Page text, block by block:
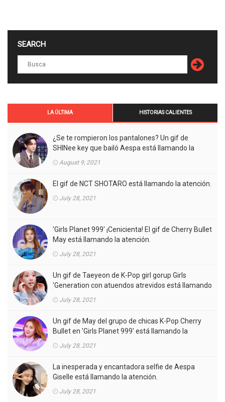
SEARCH
LA ÚLTIMA HISTORIAS CALIENTES
¿Se te rompieron los pantalones? Un gif de
SHINee key que bailó Aespa está llamando la
atención.
August 9, 2021
El gif de NCT SHOTARO está llamando la atención.
July 28, 2021
'Girls Planet 999' ¡Cenicienta! El gif de Cherry Bullet
May está llamando la atención.
July 28, 2021
Un gif de Taeyeon de K-Pop girl gorup Girls
'Generation con atuendos atrevidos está llamando
la atención.
July 28, 2021
Un gif de May del grupo de chicas K-Pop Cherry
Bullet en 'Girls Planet 999' está llamando la
atención.
July 28, 2021
La inesperada y encantadora selfie de Aespa
Giselle está llamando la atención.
July 28, 2021